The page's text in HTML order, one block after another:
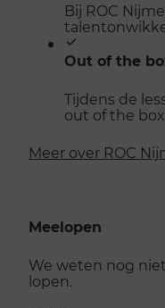
Bij ROC
Out of the
Tijdens de
out of the
Meer over ROC
Meelopen
We weten nog
lopen.